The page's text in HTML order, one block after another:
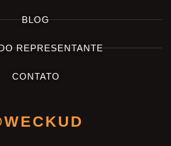
BLOG
REPRESENTANTE
CONTATO